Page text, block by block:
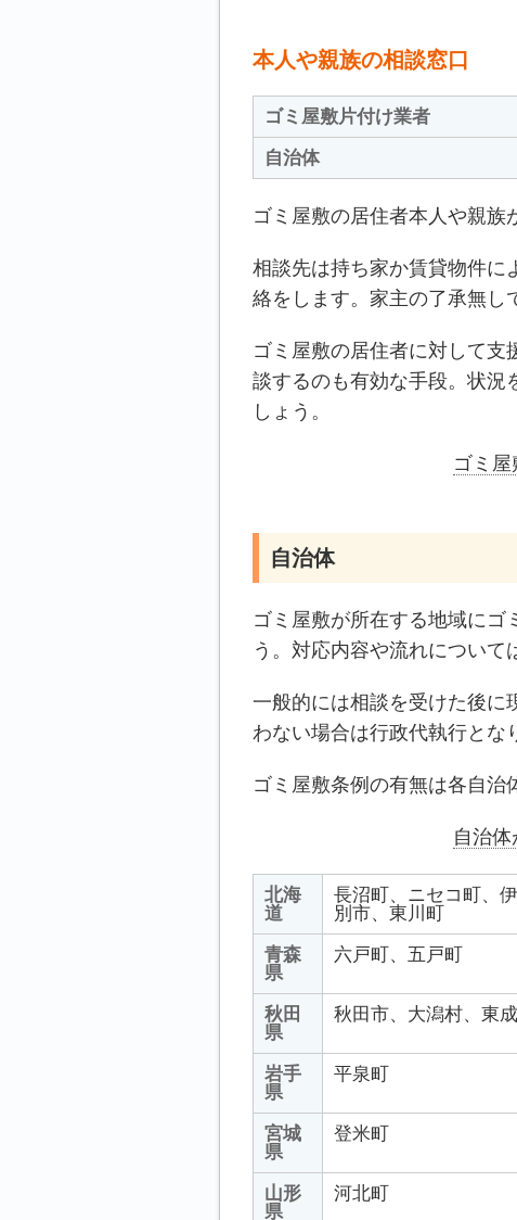
本人や親族の相談窓口
ゴミ屋敷片付け業者
自治体
ゴミ屋敷の居住者本人や親族
相談先は持ち家か賃貸物件に
絡をします。家主の了承無し
ゴミ屋敷の居住者に対して支
談するのも有効な手段。状況
しょう。
ゴミ屋
自治体
ゴミ屋敷が所在する地域にゴ
う。対応内容や流れについて
一般的には相談を受けた後に
わない場合は行政代執行とな
ゴミ屋敷条例の有無は各自治
自治体
北海
道
長沼町、ニセコ町、
別市、東川町
青森
県
六戸町、五戸町
秋田
県
秋田市、大潟村、東
岩手
県
平泉町
宮城
県
登米町
山形
県
河北町